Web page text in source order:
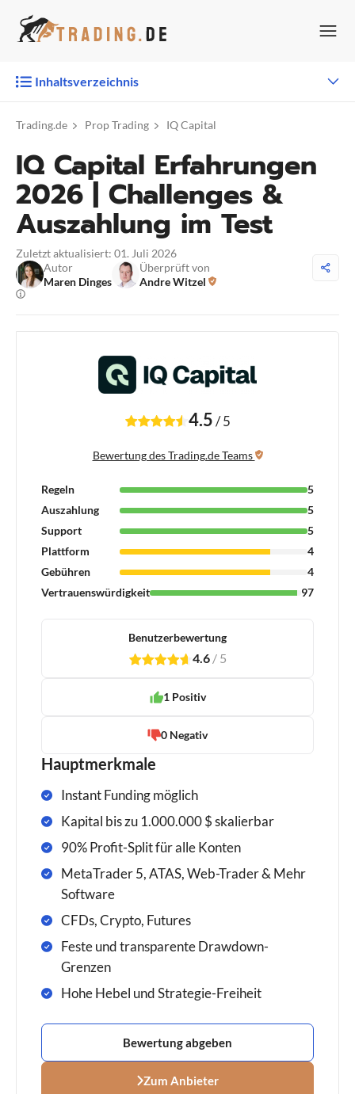
Inhalt
Inhaltsverzeichnis
Trading.de Prop Trading IQ Capital
IQ Capital Erfahrungen
2026 | Challenges &
Auszahlung im Test
Zuletzt aktualisiert: 01. Juli 2026
Autor
Maren Dinges
Überprüft von
Andre Witzel
4.5/ 5
Bewertung des Trading.de Teams
Regeln
5
Auszahlung
5
Support
5
Plattform
4
Gebühren
4
Vertrauenswürdigkeit
97
Benutzerbewertung
1 2 3 4 5 4.6 / 5
1 Positiv
0 Negativ
Hauptmerkmale
Instant Funding möglich
Kapital bis zu 1.000.000 $ skalierbar
90% Profit-Split für alle Konten
MetaTrader 5, ATAS, Web-Trader & Mehr
Software
CFDs, Crypto, Futures
Feste und transparente Drawdown-
Grenzen
Hohe Hebel und Strategie-Freiheit
Bewertung abgeben
Zum Anbieter